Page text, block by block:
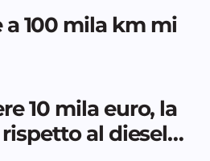
a 100 mila km mi
10 mila euro, la
al diesel…